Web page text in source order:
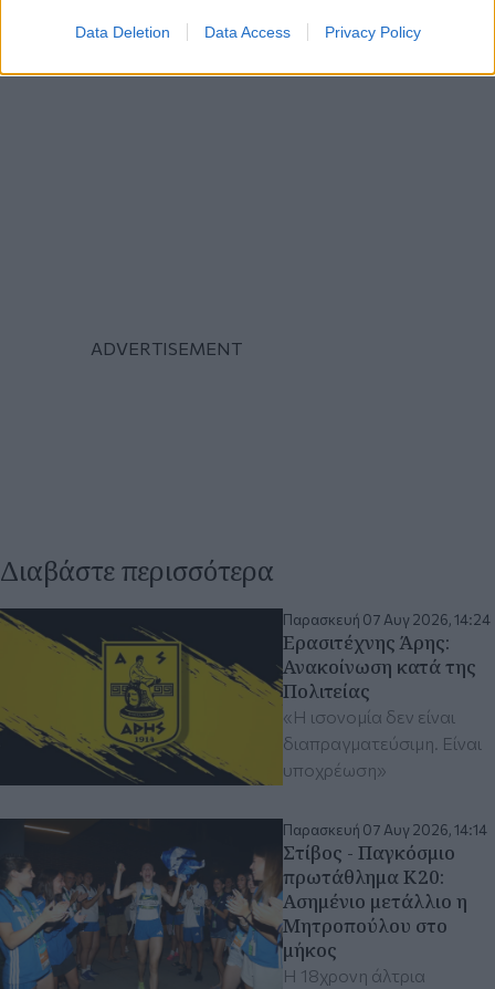
Data Deletion Data Access Privacy Policy
Διαβάστε περισσότερα
Παρασκευή 07 Αυγ 2026, 14:24
Ερασιτέχνης Άρης:
Ανακοίνωση κατά της
Πολιτείας
«Η ισονομία δεν είναι
διαπραγματεύσιμη. Είναι
υποχρέωση»
Παρασκευή 07 Αυγ 2026, 14:14
Στίβος - Παγκόσμιο
πρωτάθλημα Κ20:
Ασημένιο μετάλλιο η
Μητροπούλου στο
μήκος
Η 18χρονη άλτρια